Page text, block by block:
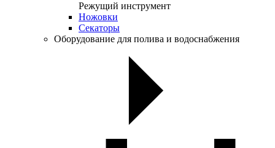
Режущий инструмент
Ножовки
Секаторы
Оборудование для полива и водоснабжения